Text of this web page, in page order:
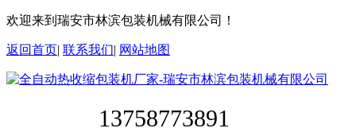
欢迎来到瑞安市林滨包装机械有限公司！
返回首页| 联系我们| 网站地图
13758773891